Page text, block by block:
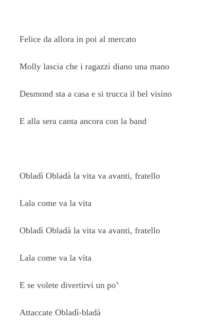
Felice da allora in poi al mercato
Molly lascia che i ragazzi diano una mano
Desmond sta a casa e si trucca il bel visino
E alla sera canta ancora con la band
Obladì Obladà la vita va avanti, fratello
Lala come va la vita
Obladì Obladà la vita va avanti, fratello
Lala come va la vita
E se volete divertirvi un po’
Attaccate Obladì-bladà